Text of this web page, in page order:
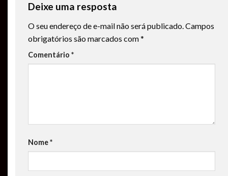
Deixe uma resposta
O seu endereço de e-mail não será publicado.Campos
obrigatórios são marcados com*
Comentário *
Nome*